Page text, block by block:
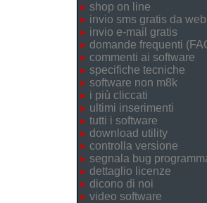
shop on line
invio sms gratis da web
invio e-mail gratis
domande frequenti
commenti ai software
specifiche tecniche
software non m8k
i più cliccati
ultimi inserimenti
tutti i software
download utility
controlla versione
segnala bug
dettaglio licenze
dicono di noi
video software